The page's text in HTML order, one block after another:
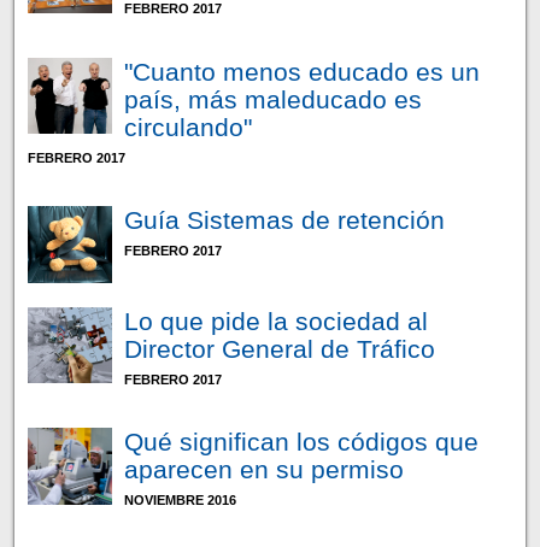
FEBRERO 2017
"Cuanto menos educado es un
país, más maleducado es
circulando"
FEBRERO 2017
Guía Sistemas de retención
FEBRERO 2017
Lo que pide la sociedad al
Director General de Tráfico
FEBRERO 2017
Qué significan los códigos que
aparecen en su permiso
NOVIEMBRE 2016